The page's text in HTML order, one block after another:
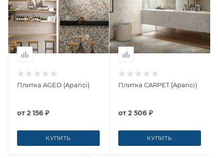
Плитка AGED (Aparici)
от2 156 ₽
КУПИТЬ
Плитка CARPET (Aparici)
от2 506 ₽
КУПИТЬ